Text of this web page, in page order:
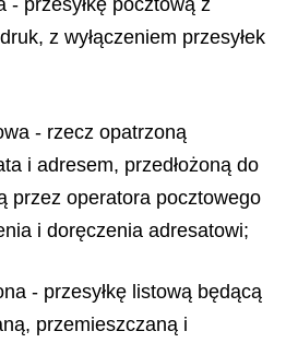
- przesyłkę pocztową z
z wyłączeniem przesyłek
- rzecz opatrzoną
i adresem, przedłożoną do
przez operatora pocztowego
i doręczenia adresatowi;
- przesyłkę listową będącą
przemieszczaną i